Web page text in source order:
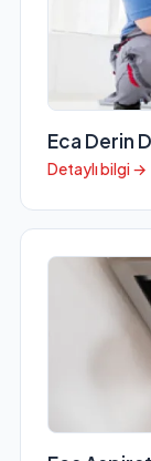
Eca Derin
Detaylı bilgi →